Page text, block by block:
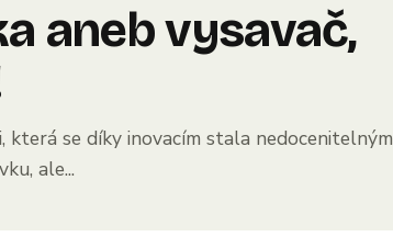
aneb vysavač,
která se díky inovacím stala nedocenitelným
ale...